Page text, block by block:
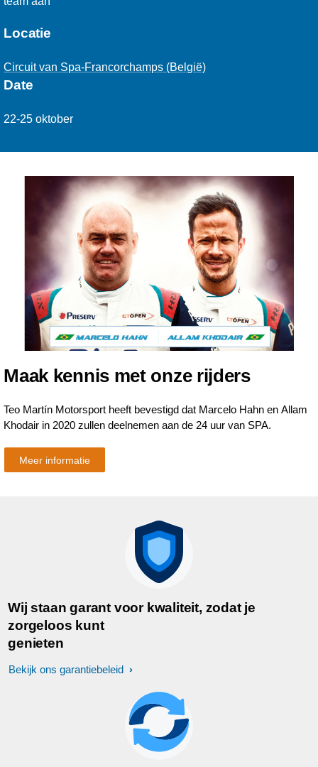
Locatie
Circuit van Spa-Francorchamps (België)
Date
22-25 oktober
Maak kennis met onze rijders
Teo Martín Motorsport heeft bevestigd dat Marcelo Hahn en Allam
Khodair in 2020 zullen deelnemen aan de 24 uur van SPA.
Meer informatie
Wij staan garant voor kwaliteit, zodat je
zorgeloos kunt
genieten
Bekijk ons garantiebeleid